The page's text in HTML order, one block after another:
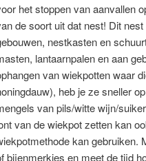
het stoppen van aanvallen
de soort uit dat nest! Dit
nestkasten en
lantaarnpalen en aan
van wiekpotten waar
heb je ze sneller
van pils/witte wijn/
van de wiekpot zetten kan
kan gebruiken.
bijenmerkjes en meet de tijd